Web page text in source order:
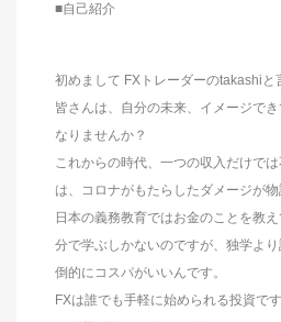
■自己紹介
初めまして FXトレーダーのtakashiと
皆さんは、自分の未来、イメージで
なりませんか？
これからの時代、一つの収入だけで
は、コロナがもたらしたダメージが物
日本の義務教育ではお金のことを教
分で学ぶしかないのですが、独学よ
倒的にコスパがいいんです。
FXは誰でも手軽に始められる投資で